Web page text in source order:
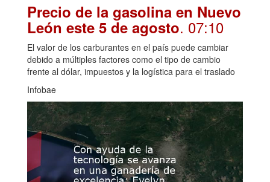
Precio de la gasolina en Nuevo
León este 5 de agosto. 07:10
El valor de los carburantes en el país puede cambiar
debido a múltiples factores como el tipo de cambio
frente al dólar, impuestos y la logística para el traslado
Infobae